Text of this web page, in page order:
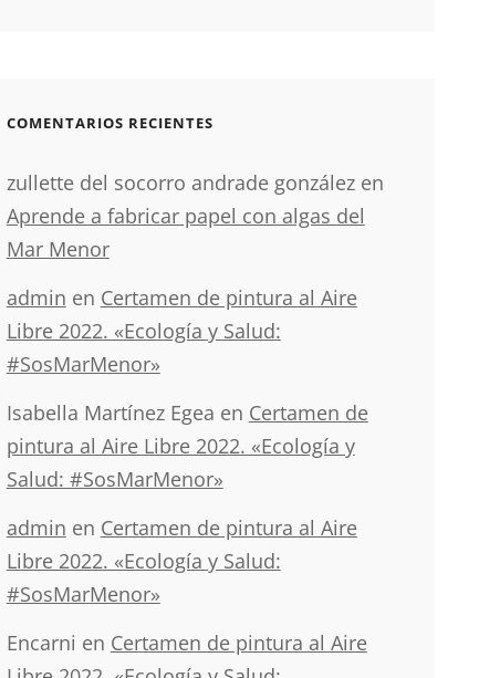
COMENTARIOS RECIENTES
zullette del socorro andrade gonzálezen
Aprende a fabricar papel con algas del
Mar Menor
admin en Certamen de pintura al Aire
Libre 2022. «Ecología y Salud:
#SosMarMenor»
Isabella Martínez Egea en Certamen de
pintura al Aire Libre 2022. «Ecología y
Salud: #SosMarMenor»
admin en Certamen de pintura al Aire
Libre 2022. «Ecología y Salud:
#SosMarMenor»
Encarni en Certamen de pintura al Aire